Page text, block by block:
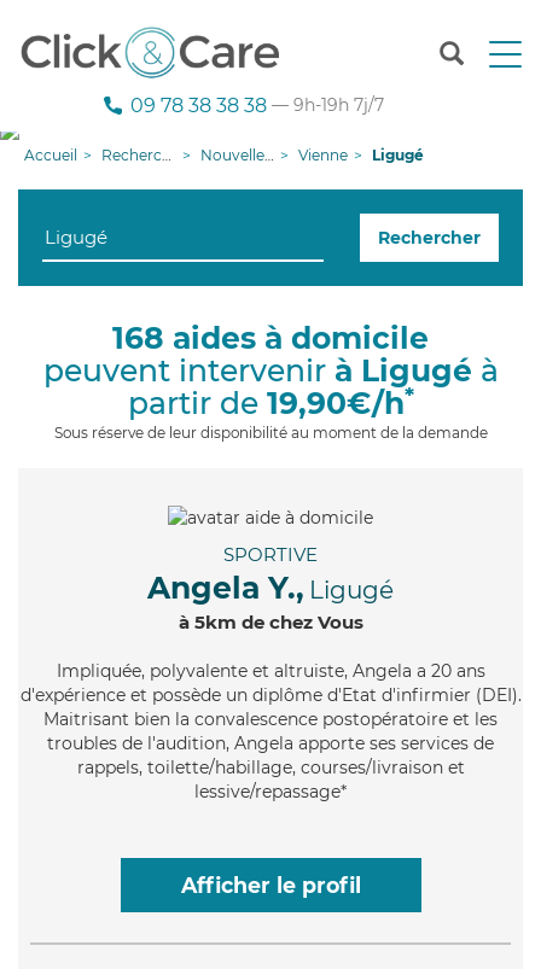
T
n
g
09 78 38 38 38 — 9h-19h 7j/7
Accueil Recherche aide à domicile Nouvelle-Aquitaine Vienne Ligugé
Rechercher
168 aides à domicile
peuvent intervenir à Ligugé à
partir de 19,90€/h*
Sous réserve de leur disponibilité au moment de la demande
SPORTIVE
Angela Y., Ligugé
à 5km de chez Vous
Impliquée, polyvalente et altruiste, Angela a 20 ans
d'expérience et possède un diplôme d'Etat d'infirmier (DEI).
Maitrisant bien la convalescence postopératoire et les
troubles de l'audition, Angela apporte ses services de
rappels, toilette/habillage, courses/livraison et
lessive/repassage*
Afficher le profil